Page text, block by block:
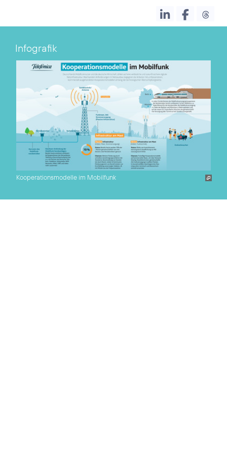
Infografik
Kooperationsmodelle im Mobilfunk